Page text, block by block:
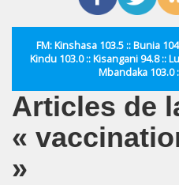
FM: Kinshasa 103.5 :: Bunia
Kindu 103.0 :: Kisangani 94.8 ::
Mbandaka 103.0
Articles de
«
»